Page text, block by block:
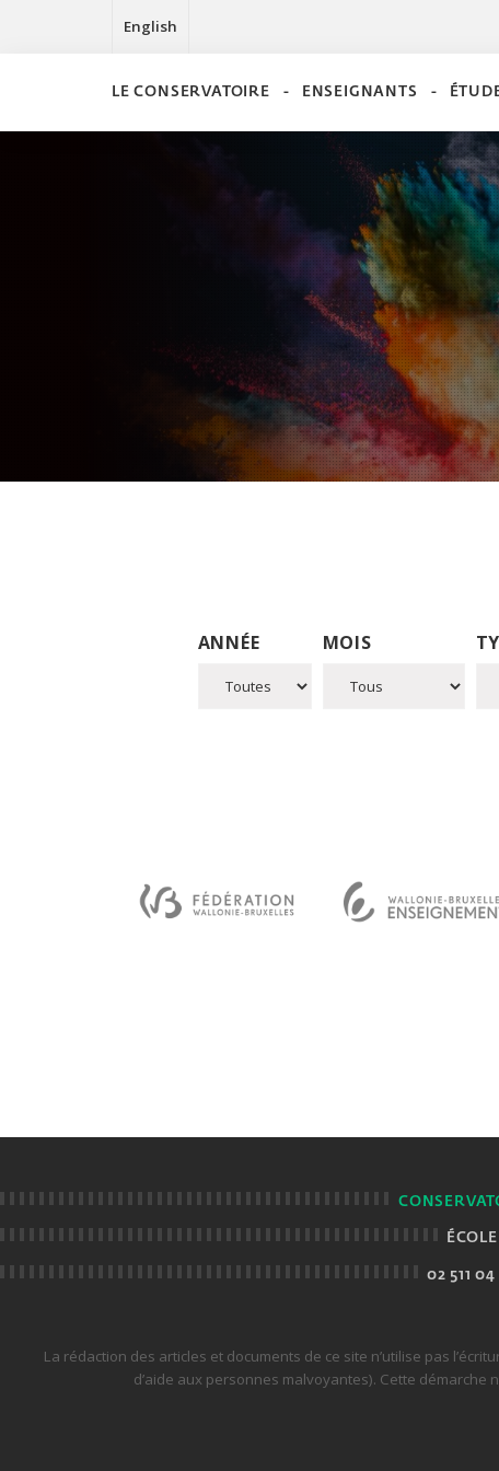
English
LE CONSERVATOIRE ENSEIGNANTS
ANNÉE MOIS
02 511 04
La rédaction des articles et documents de ce site n’utilise pas
d’aide aux personnes malvoyantes). Cette démarche